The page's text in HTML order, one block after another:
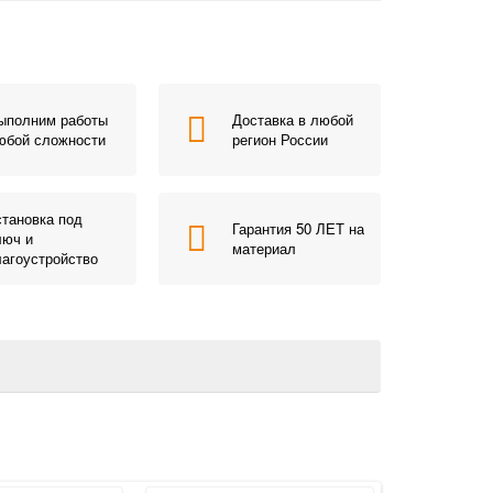
работы
сложности
Доставка в любой
регион России
под
и
Гарантия 50 ЛЕТ на
материал